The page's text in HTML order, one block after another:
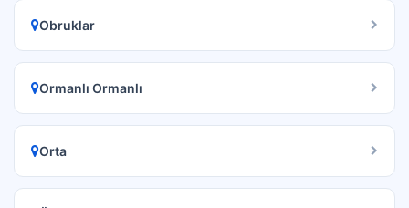
Obruklar
Ormanlı Ormanlı
Orta